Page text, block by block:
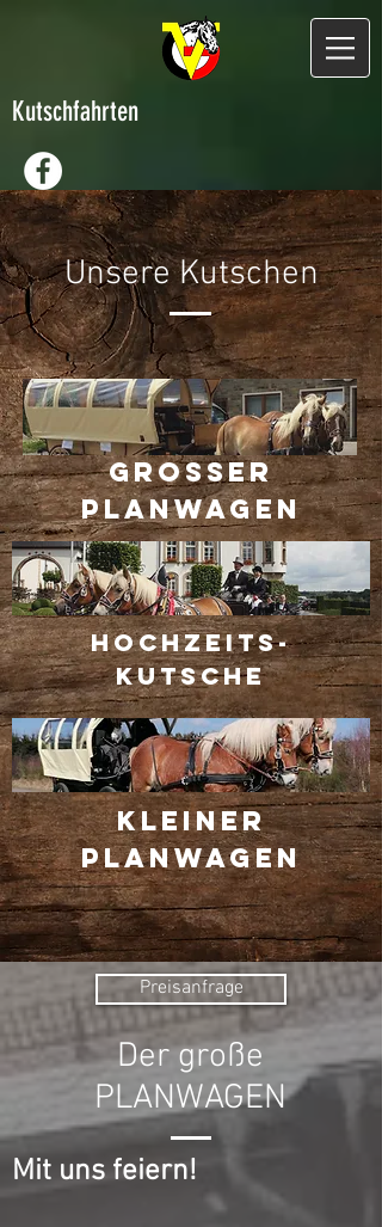
Kutschfahrten
Unsere Kutschen
GroSSER
PLANWAGEN
HOCHZEITS-
KUTSCHe
KLEINER
PLANWAGEN
Preisanfrage
Der große
PLANWAGEN
Mit uns feiern!